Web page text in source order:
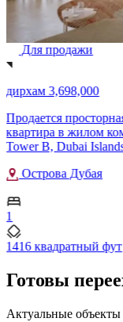
Для продажи
дирхам 3,698,000
Продается
квартира в жилом
Tower B, Dubai
Острова Дубая
1
1416 квадратный фут
Готовы
Актуальные